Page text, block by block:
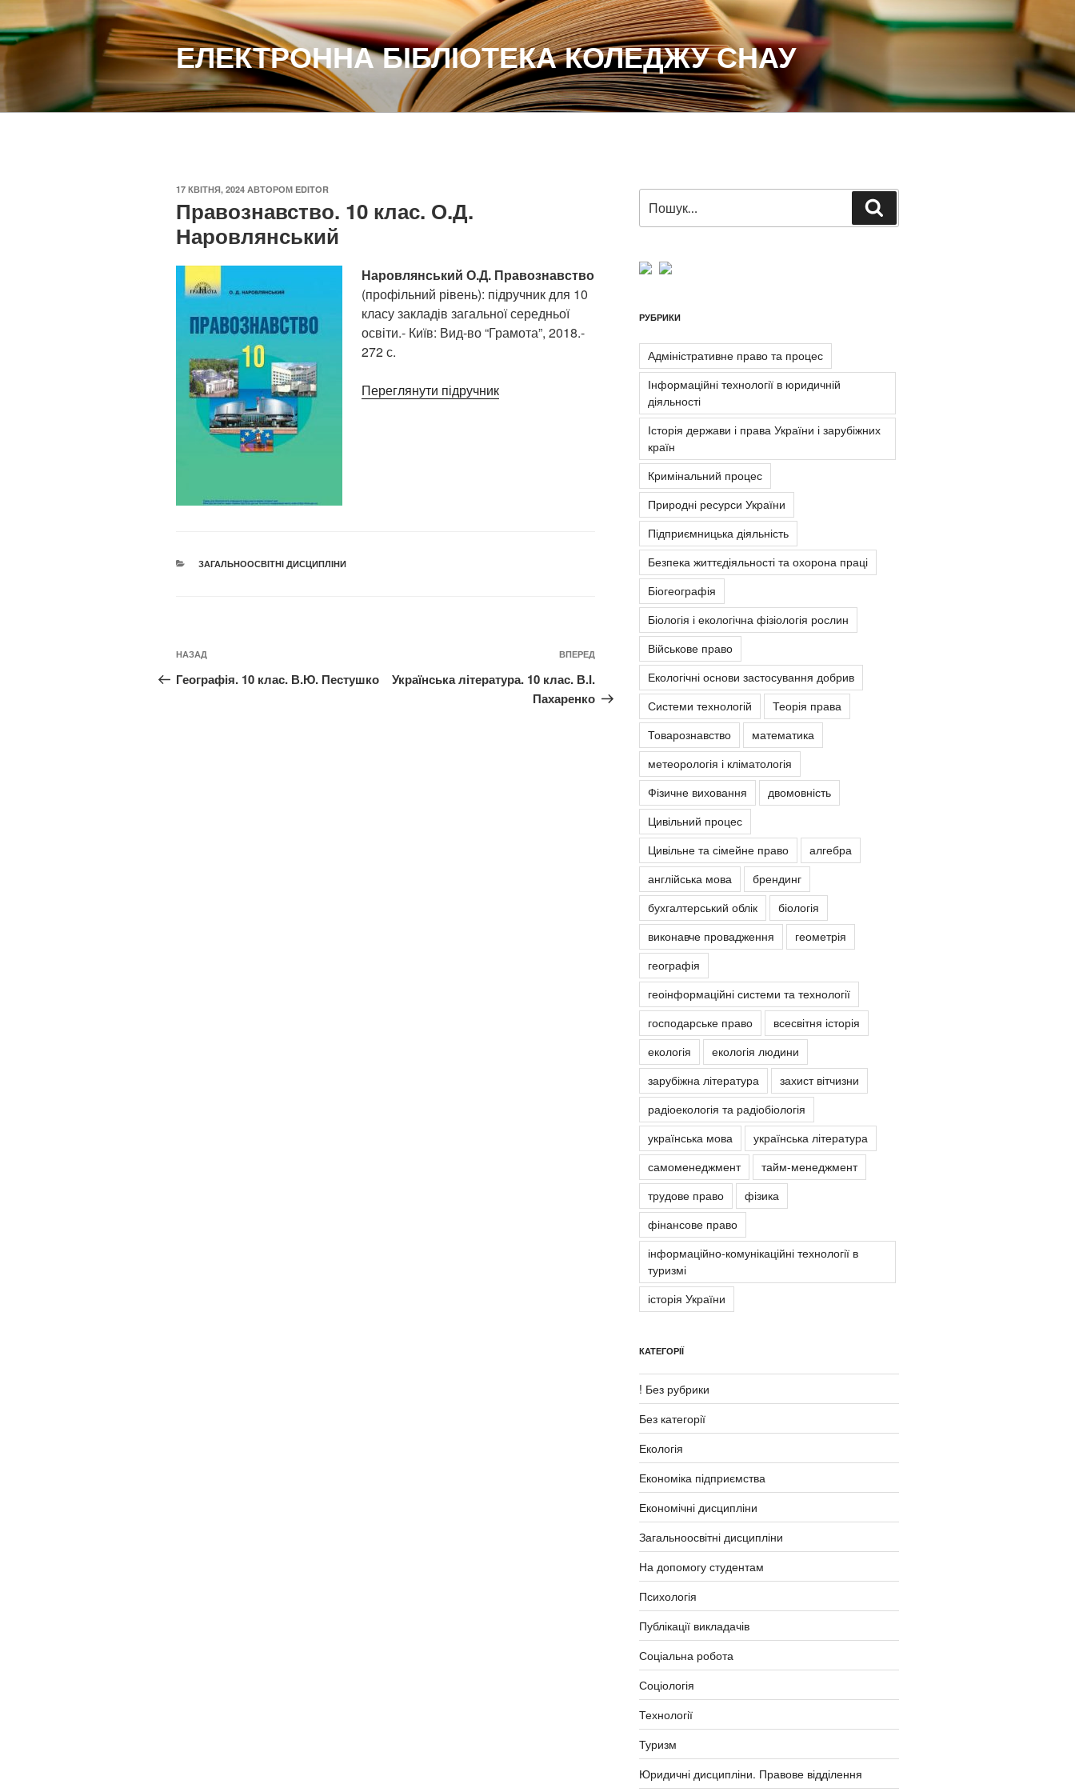
Перейти
до
вмісту
ЕЛЕКТРОННА БІБЛІОТЕКА КОЛЕДЖУ СНАУ
ОПУБЛІКОВАНО
17 КВІТНЯ, 2024 АВТОРОМ EDITOR
Правознавство. 10 клас. О.Д.
Наровлянський
Наровлянський О.Д. Правознавство
(профільний рівень): підручник для 10
класу закладів загальної середньої
освіти.- Київ: Вид-во “Грамота”, 2018.-
272 с.
Переглянути підручник
КАТЕГОРІЇ
ЗАГАЛЬНООСВІТНІ ДИСЦИПЛІНИ
Навігація
записів
Попередній
запис:
НАЗАД
Географія. 10 клас. В.Ю. Пестушко
Наступний
ВПЕРЕД
Українська література. 10 клас. В.І.
Пахаренко
за
запитом:
РУБРИКИ
Адміністративне право та процес
Інформаційні технології в юридичній
діяльності
Історія держави і права України і зарубіжних
країн
Кримінальний процес
Природні ресурси України
Підприємницька діяльність
Безпека життєдіяльності та охорона праці
Біогеографія
Біологія і екологічна фізіологія рослин
Військове право
Екологічні основи застосування добрив
Системи технологій
Теорія права
Товарознавство
математика
метеорологія і кліматологія
Фізичне виховання
двомовність
Цивільний процес
Цивільне та сімейне право
алгебра
англійська мова
брендинг
бухгалтерський облік
біологія
виконавче провадження
геометрія
географія
геоінформаційні системи та технології
господарське право
всесвітня історія
екологія
екологія людини
зарубіжна література
захист вітчизни
радіоекологія та радіобіологія
українська мова
українська література
самоменеджмент
тайм-менеджмент
трудове право
фізика
фінансове право
інформаційно-комунікаційні технології в
туризмі
історія України
КАТЕГОРІЇ
! Без рубрики
Без категорії
Екологія
Економіка підприємства
Економічні дисципліни
Загальноосвітні дисципліни
На допомогу студентам
Психологія
Публікації викладачів
Соціальна робота
Соціологія
Технології
Туризм
Юридичні дисципліни. Правове відділення